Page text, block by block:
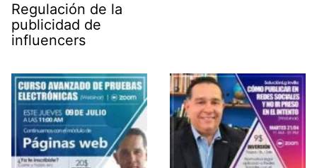
Regulación de la
publicidad de
influencers